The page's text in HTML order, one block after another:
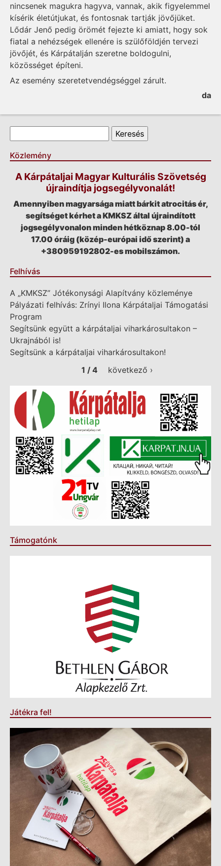
nincsenek magukra hagyva, vannak, akik figyelemmel
kísérik életútjukat, és fontosnak tartják jövőjüket.
Lődár Jenő pedig örömét fejezte ki amiatt, hogy sok
fiatal a nehézségek ellenére is szülőföldjén tervezi
jövőjét, és Kárpátalján szeretne boldogulni,
közösséget építeni.
Az esemény szeretetvendégséggel zárult.
da
Keresés űrlap
Keresés
Közlemény
A Kárpátaljai Magyar Kulturális Szövetség
újraindítja jogsegélyvonalát!
Amennyiben magyarsága miatt bárkit atrocitás ér,
segítséget kérhet a KMKSZ által újraindított
jogsegélyvonalon minden hétköznap 8.00-tól
17.00 óráig (közép-európai idő szerint) a
+380959192802-es mobilszámon.
Felhívás
A „KMKSZ” Jótékonysági Alapítvány közleménye
Pályázati felhívás: Zrínyi Ilona Kárpátaljai Támogatási
Program
Segítsünk együtt a kárpátaljai viharkárosultakon –
Ukrajnából is!
Segítsünk a kárpátaljai viharkárosultakon!
1 / 4
következő ›
Támogatónk
Játékra fel!